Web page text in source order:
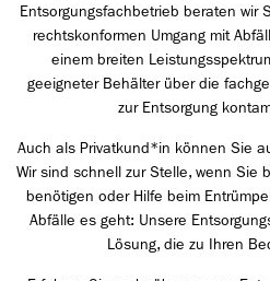
Entsorgungsfachbetrieb beraten wir
rechtskonformen Umgang mit
einem breiten
geeigneter Behälter über die
zur Entsorgung
Auch als Privatkund*in können Sie
Wir sind schnell zur Stelle, wenn Sie
benötigen oder Hilfe beim
Abfälle es geht: Unsere
Lösung, die zu Ihren